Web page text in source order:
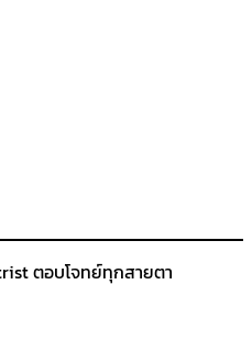
ตอบโจทย์ทุกสายตา